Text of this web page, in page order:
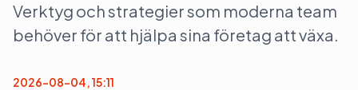
Verktyg och strategier som moderna team
behöver för att hjälpa sina företag att växa.
2026-08-04, 15:11